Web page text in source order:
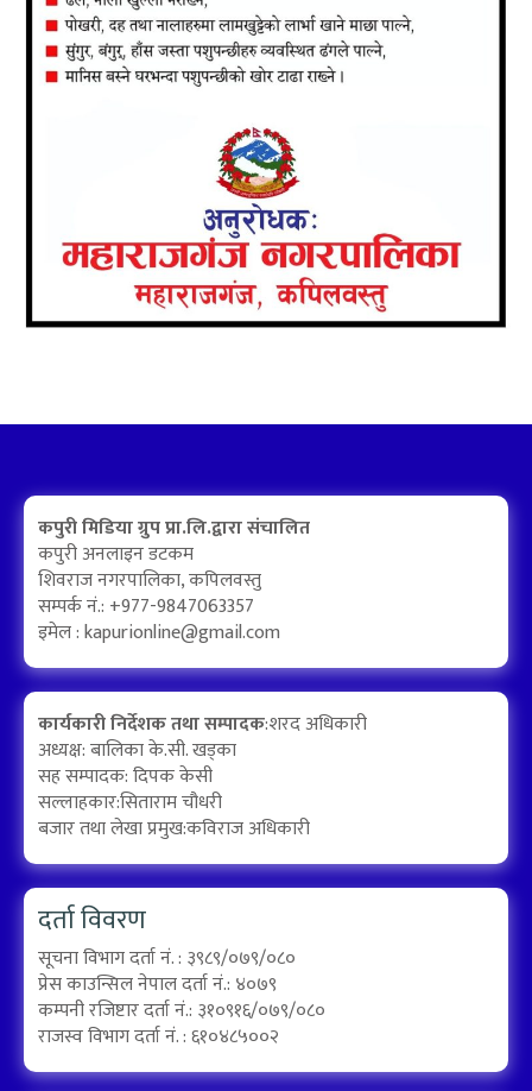
कपुरी मिडिया ग्रुप प्रा.लि.द्वारा संचालित
कपुरी अनलाइन डटकम
शिवराज नगरपालिका, कपिलवस्तु
सम्पर्क नं.: +977-9847063357
इमेल :kapurionline@gmail.com
कार्यकारी निर्देशक तथा सम्पादक:शरद अधिकारी
अध्यक्ष: बालिका के.सी. खड्का
सह सम्पादक: दिपक केसी
सल्लाहकार:सिताराम चौधरी
बजार तथा लेखा प्रमुख:कविराज अधिकारी
दर्ता विवरण
सूचना विभाग दर्ता नं. : ३९८९/०७९/०८०
प्रेस काउन्सिल नेपाल दर्ता नं.: ४०७९
कम्पनी रजिष्टार दर्ता नं.: ३१०९१६/०७९/०८०
राजस्व विभाग दर्ता नं. : ६१०४८५००२